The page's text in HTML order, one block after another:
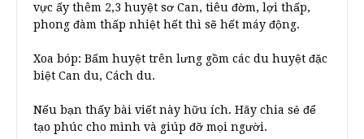
vực ấy thêm 2,3 huyệt sơ Can, tiêu đờm, lợi thấp,
phong đàm thấp nhiệt hết thì sẽ hết máy động.
Xoa bóp: Bấm huyệt trên lưng gồm các du huyệt đặc
biệt Can du, Cách du.
Nếu bạn thấy bài viết này hữu ích. Hãy chia sẻ để
tạo phúc cho mình và giúp đỡ mọi người.